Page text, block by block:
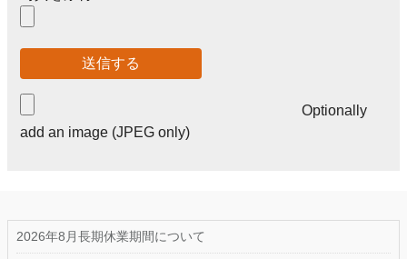
Optionally
add an image (JPEG only)
2026年8月長期休業期間について